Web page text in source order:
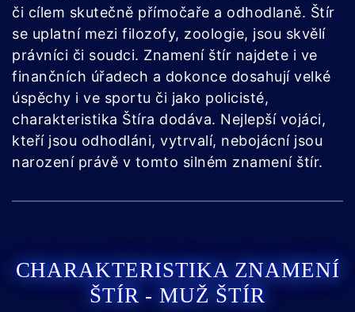
či cílem skutečně přímočaře a odhodlaně. Štír
se uplatní mezi filozofy, zoologie, jsou skvělí
právníci či soudci. Znamení štír najdete i ve
finančních úřadech a dokonce dosahují velké
úspěchy i ve sportu či jako policisté,
charakteristika Štíra dodáva. Nejlepší vojáci,
kteří jsou odhodláni, vytrvalí, nebojácní jsou
narození právě v tomto silném znamení štír.
CHARAKTERISTIKA ZNAMENÍ
ŠTÍR - MUŽ ŠTÍR